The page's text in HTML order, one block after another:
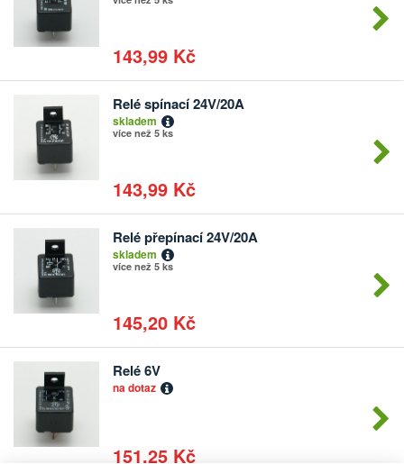
143,99 Kč
Relé spínací 24V/20A
skladem
více než 5 ks
143,99 Kč
Počet
kusů
Relé přepínací 24V/20A
skladem
více než 5 ks
145,20 Kč
Počet
kusů
Relé 6V
na dotaz
151,25 Kč
kusů